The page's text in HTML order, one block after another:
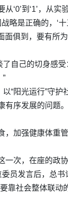
‘0’到‘1’，从
略是正确的，‘
俱到，要有所
自己的切身感
“阳光运行”守护
序发展的问题
，加强健康体
一次，在座的
员发言后，总
靠社会整体联动的